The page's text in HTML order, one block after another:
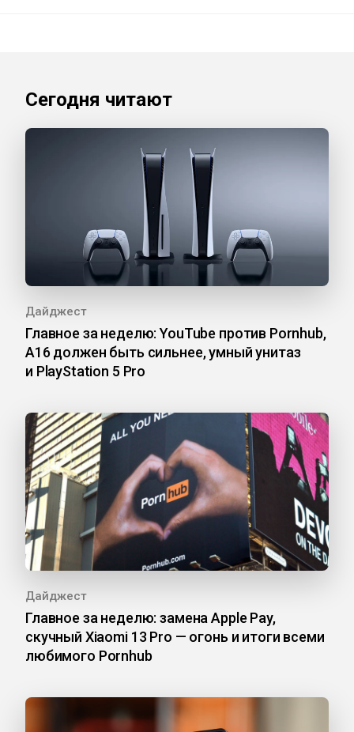
Сегодня читают
Дайджест
Главное за неделю: YouTube против Pornhub,
A16 должен быть сильнее, умный унитаз
и PlayStation 5 Pro
Дайджест
Главное за неделю: замена Apple Pay,
скучный Xiaomi 13 Pro — огонь и итоги всеми
любимого Pornhub